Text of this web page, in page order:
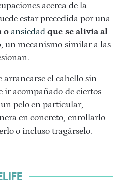
acerca de la
estar precedida por una
o ansiedad que se alivia al
, un mecanismo similar a las
arrancarse el cabello sin
ir acompañado de ciertos
pelo en particular,
en concreto, enrollarlo
o incluso tragárselo.